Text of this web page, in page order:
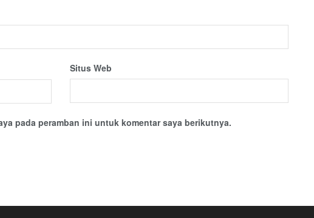
Situs Web
pada peramban ini untuk komentar saya berikutnya.